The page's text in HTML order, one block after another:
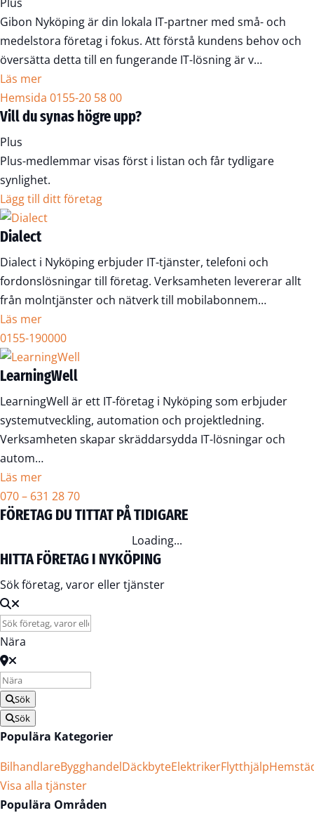
Gibon Nyköping är din lokala IT-partner med små- och
medelstora företag i fokus. Att förstå kundens behov och
översätta detta till en fungerande IT-lösning är v…
Läs mer
Hemsida 0155-20 58 00
Vill du synas högre upp?
Plus
Plus-medlemmar visas först i listan och får tydligare
synlighet.
Lägg till ditt företag
Dialect
Dialect i Nyköping erbjuder IT-tjänster, telefoni och
fordonslösningar till företag. Verksamheten levererar allt
från molntjänster och nätverk till mobilabonnem…
Läs mer
0155-190000
LearningWell
LearningWell är ett IT-företag i Nyköping som erbjuder
systemutveckling, automation och projektledning.
Verksamheten skapar skräddarsydda IT-lösningar och
autom…
Läs mer
070 – 631 28 70
FÖRETAG DU TITTAT PÅ TIDIGARE
Loading...
HITTA FÖRETAG I NYKÖPING
Sök företag, varor eller tjänster
Nära
Sök
Sök
Populära Kategorier
BilhandlareBygghandelDäckbyteElektrikerFlytthjälp
Visa alla tjänster
Populära Områden